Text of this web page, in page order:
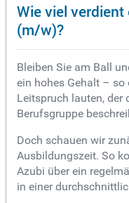
Wie viel
(m/w)?
Bleiben Sie am Ball
ein hohes Gehalt –
Leitspruch lauten, der
Berufsgruppe
Doch schauen wir
Ausbildungszeit. So
Azubi über ein
in einer